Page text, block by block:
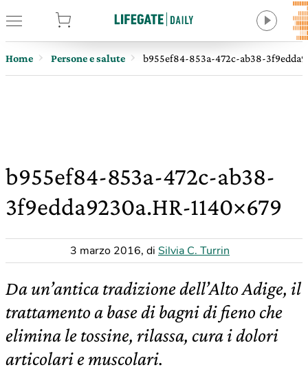
Home Persone e salute b955ef84-853a-472c-ab38-
b955ef84-853a-472c-ab38-
3f9edda9230a.HR-1140×679
3 marzo 2016, di Silvia C. Turrin
Da un’antica tradizione dell’Alto Adige, il
trattamento a base di bagni di fieno che
elimina le tossine, rilassa, cura i dolori
articolari e muscolari.